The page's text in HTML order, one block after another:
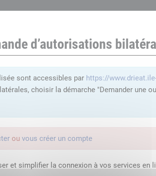
d’autorisations
sont accessibles par https://
choisir la démarche "Demander une
ou vous créer un compte
et simplifier la connexion à vos services en